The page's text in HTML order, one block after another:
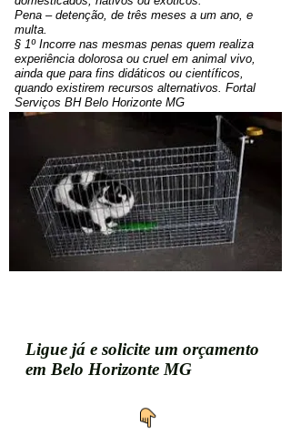
Pena – detenção, de três meses a um ano, e
multa.
§ 1º Incorre nas mesmas penas quem realiza
experiência dolorosa ou cruel em animal vivo,
ainda que para fins didáticos ou científicos,
quando existirem recursos alternativos. Fortal
Serviços BH Belo Horizonte MG
Ligue já e solicite um orçamento
em Belo Horizonte MG